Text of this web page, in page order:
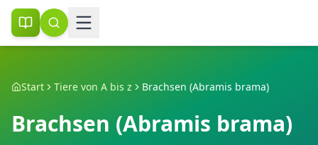
Start Tiere von A bis z Brachsen (Abramis brama)
Brachsen (Abramis brama)